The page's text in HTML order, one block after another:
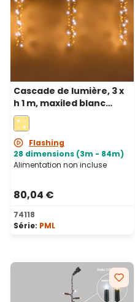
Cascade de lumière, 3 x
h 1 m, maxiled blanc
chaud et froid, câble
blanc, prolongeable,
IP67Flashing
28 dimensions (3m - 84m)
Alimentation non incluse
80,04 €
74118
Série: PML